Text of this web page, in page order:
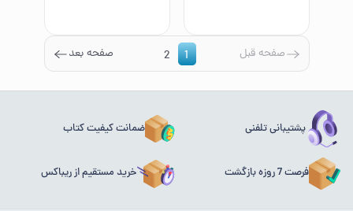
صفحه قبل 1
2 صفحه بعد
پشتیبانی تلفنی ضمانت کیفیت کتاب
فرصت 7 روزه بازگشت خرید مستقیم از ریباکس